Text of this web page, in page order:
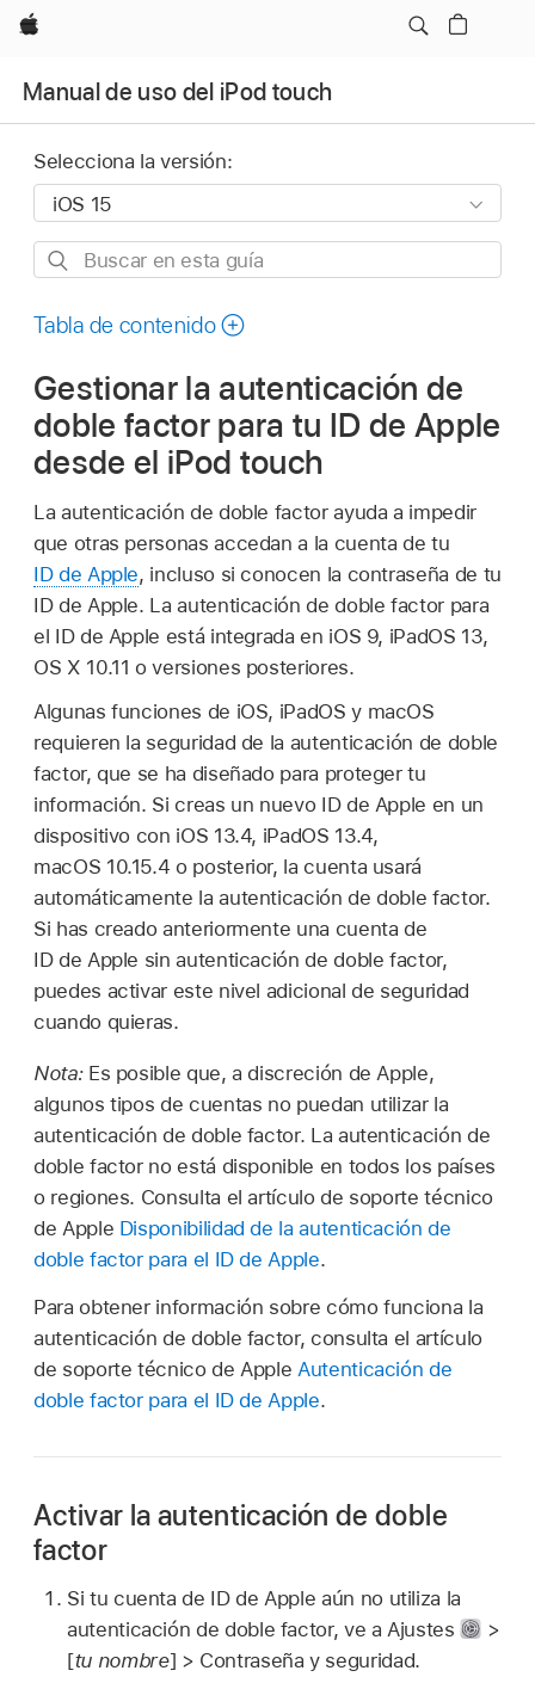
Apple
Manual de uso del iPod touch
Selecciona la versión:
Buscar
esta
Tabla de contenido
Gestionar la autenticación de
doble factor para tu ID de Apple
desde el iPod touch
La autenticación de doble factor ayuda a impedir
que otras personas accedan a la cuenta de tu
ID de Apple, incluso si conocen la contraseña de tu
ID de Apple. La autenticación de doble factor para
el ID de Apple está integrada en iOS 9, iPadOS 13,
OS X 10.11 o versiones posteriores.
Algunas funciones de iOS, iPadOS y macOS
requieren la seguridad de la autenticación de doble
factor, que se ha diseñado para proteger tu
información. Si creas un nuevo ID de Apple en un
dispositivo con iOS 13.4, iPadOS 13.4,
macOS 10.15.4 o posterior, la cuenta usará
automáticamente la autenticación de doble factor.
Si has creado anteriormente una cuenta de
ID de Apple sin autenticación de doble factor,
puedes activar este nivel adicional de seguridad
cuando quieras.
Nota: Es posible que, a discreción de Apple,
algunos tipos de cuentas no puedan utilizar la
autenticación de doble factor. La autenticación de
doble factor no está disponible en todos los países
o regiones. Consulta el artículo de soporte técnico
de Apple Disponibilidad de la autenticación de
doble factor para el ID de Apple.
Para obtener información sobre cómo funciona la
autenticación de doble factor, consulta el artículo
de soporte técnico de Apple Autenticación de
doble factor para el ID de Apple.
Activar la autenticación de doble
factor
Si tu cuenta de ID de Apple aún no utiliza la
autenticación de doble factor, ve a Ajustes
>
[tu nombre] > Contraseña y seguridad.